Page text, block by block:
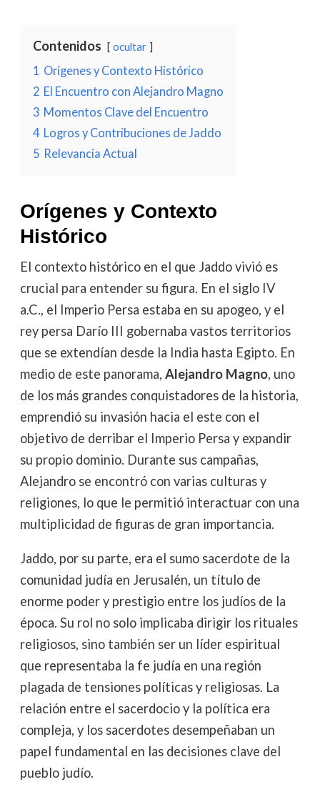
Contenidos ocultar
1 Orígenes y Contexto Histórico
2 El Encuentro con Alejandro Magno
3 Momentos Clave del Encuentro
4 Logros y Contribuciones de Jaddo
5 Relevancia Actual
Orígenes y Contexto
Histórico
El contexto histórico en el que Jaddo vivió es
crucial para entender su figura. En el siglo IV
a.C., el Imperio Persa estaba en su apogeo, y el
rey persa Darío III gobernaba vastos territorios
que se extendían desde la India hasta Egipto. En
medio de este panorama, Alejandro Magno, uno
de los más grandes conquistadores de la historia,
emprendió su invasión hacia el este con el
objetivo de derribar el Imperio Persa y expandir
su propio dominio. Durante sus campañas,
Alejandro se encontró con varias culturas y
religiones, lo que le permitió interactuar con una
multiplicidad de figuras de gran importancia.
Jaddo, por su parte, era el sumo sacerdote de la
comunidad judía en Jerusalén, un título de
enorme poder y prestigio entre los judíos de la
época. Su rol no solo implicaba dirigir los rituales
religiosos, sino también ser un líder espiritual
que representaba la fe judía en una región
plagada de tensiones políticas y religiosas. La
relación entre el sacerdocio y la política era
compleja, y los sacerdotes desempeñaban un
papel fundamental en las decisiones clave del
pueblo judío.